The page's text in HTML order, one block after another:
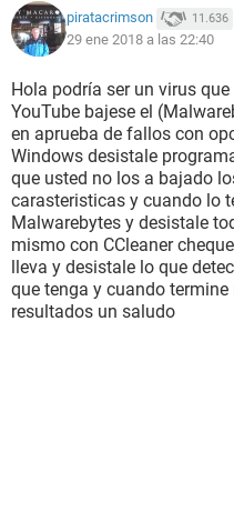
piratacrimson 11.636
29 ene 2018 a las 22:40
Hola podría ser un virus
YouTube bajese el
en aprueba de fallos con
Windows desistale
que usted no los a bajado
carasteristicas y cuando lo
Malwarebytes y desistale
mismo con CCleaner
lleva y desistale lo que
que tenga y cuando
resultados un saludo